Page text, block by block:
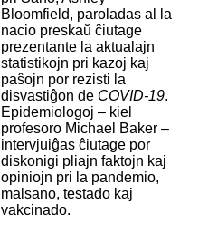
Bloomfield, paroladas al la
nacio preskaŭ ĉiutage
prezentante la aktualajn
statistikojn pri kazoj kaj
paŝojn por rezisti la
disvastiĝon de COVID-19.
Epidemiologoj – kiel
profesoro Michael Baker –
intervjuiĝas ĉiutage por
diskonigi pliajn faktojn kaj
opiniojn pri la pandemio,
malsano, testado kaj
vakcinado.